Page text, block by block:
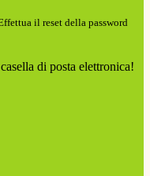
il reset della password
di posta elettronica!